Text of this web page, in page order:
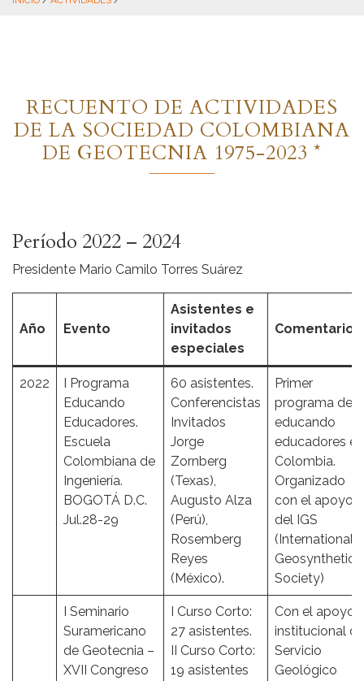
RECUENTO DE ACTIVIDADES
DE LA SOCIEDAD COLOMBIANA
DE GEOTECNIA 1975-2023 *
Período 2022 – 2024
Presidente Mario Camilo Torres Suárez
Año Evento
Asistentes e
invitados
especiales
Comentarios
2022
I Programa
Educando
Educadores.
Escuela
Colombiana de
Ingeniería.
BOGOTÁ D.C.
Jul.28-29
60 asistentes.
Conferencistas
Invitados
Jorge
Zornberg
(Texas),
Augusto Alza
(Perú),
Rosemberg
Reyes
(México).
Primer
programa de
educando
educadores en
Colombia.
Organizado
con el apoyo
del IGS
(International
Geosynthetics
Society)
I Seminario
Suramericano
de Geotecnia –
XVII Congreso
I Curso Corto:
27 asistentes.
II Curso Corto:
19 asistentes
Con el apoyo
institucional de
Servicio
Geológico